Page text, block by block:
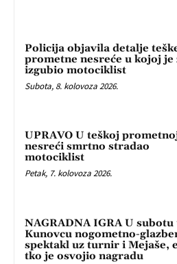
Policija objavila detalje
prometne nesreće u kojoj je
izgubio motociklist
Subota, 8. kolovoza 2026.
UPRAVO U teškoj
nesreći smrtno stradao
motociklist
Petak, 7. kolovoza 2026.
NAGRADNA IGRA U subotu
Kunovcu nogometno-
spektakl uz turnir i Mejaše,
tko je osvojio nagradu